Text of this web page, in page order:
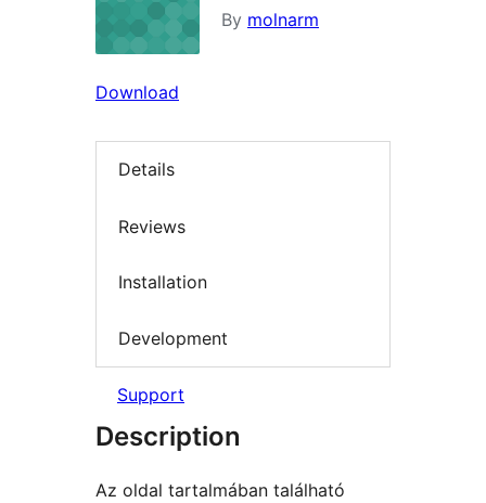
By molnarm
Download
Details
Reviews
Installation
Development
Support
Description
Az oldal tartalmában található